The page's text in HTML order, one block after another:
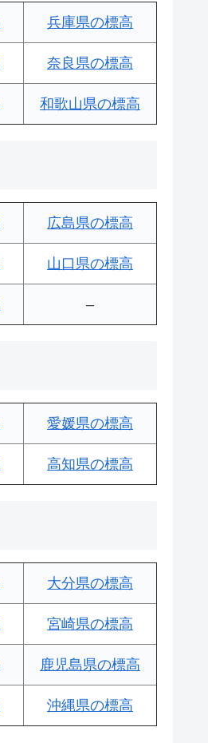
兵庫県の標高
奈良県の標高
和歌山県の標高
広島県の標高
山口県の標高
–
愛媛県の標高
高知県の標高
大分県の標高
宮崎県の標高
鹿児島県の標高
沖縄県の標高